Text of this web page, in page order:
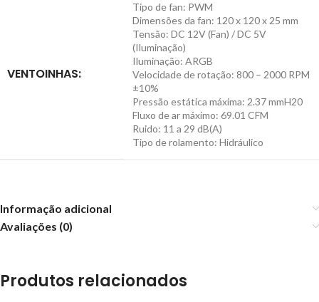
VENTOINHAS:
Tipo de fan: PWM
Dimensões da fan: 120 x 120 x 25 mm
Tensão: DC 12V (Fan) / DC 5V
(Iluminação)
Iluminação: ARGB
Velocidade de rotação: 800 – 2000 RPM
±10%
Pressão estática máxima: 2.37 mmH20
Fluxo de ar máximo: 69.01 CFM
Ruido: 11 a 29 dB(A)
Tipo de rolamento: Hidráulico
Informação adicional
Avaliações (0)
Produtos relacionados